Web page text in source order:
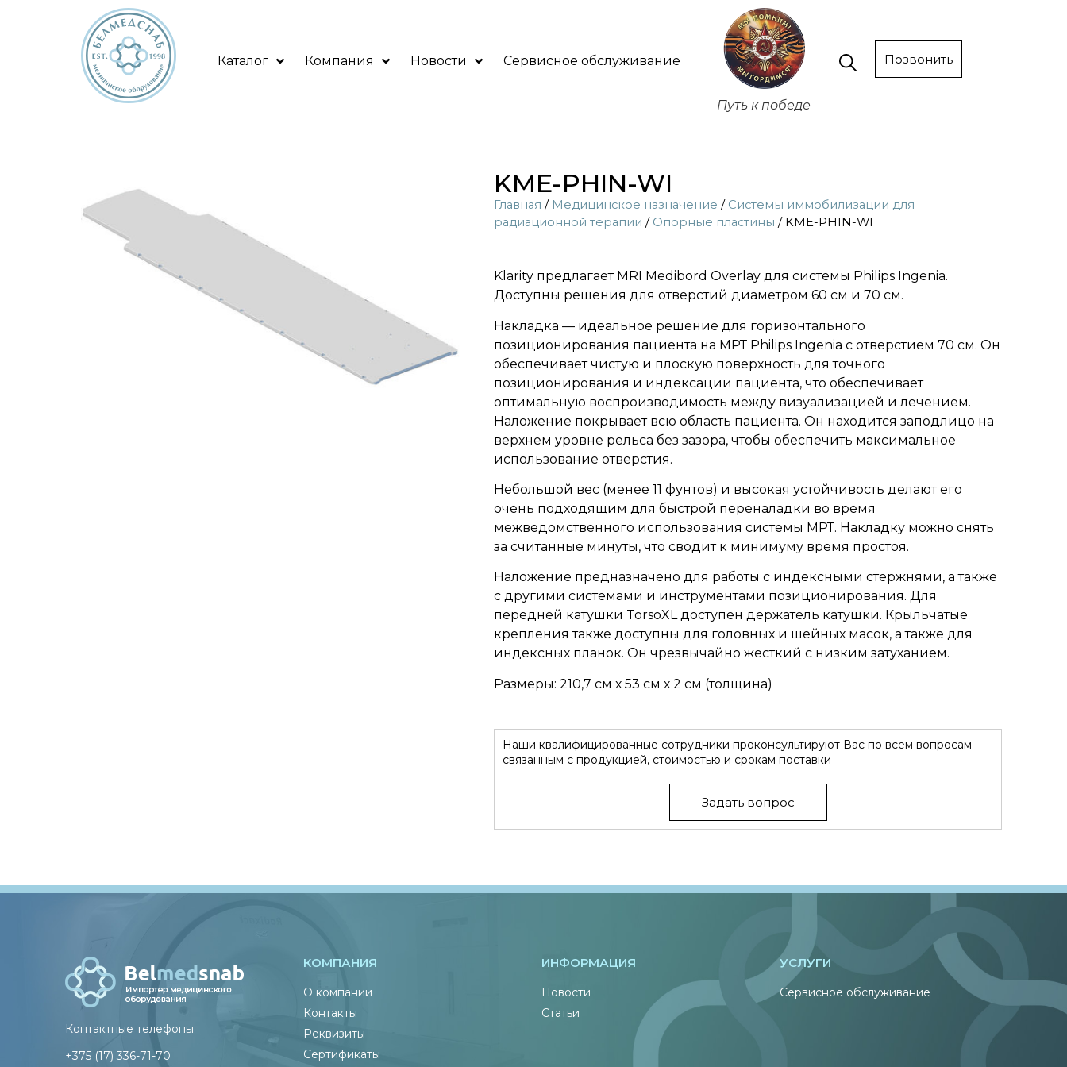
Каталог Компания Новости Сервисное обслуживание
Путь к победе
Позвонить
KME-PHIN-WI
Главная / Медицинское назначение / Системы иммобилизации для
радиационной терапии / Опорные пластины / KME-PHIN-WI
Klarity предлагает MRI Medibord Overlay для системы Philips Ingenia.
Доступны решения для отверстий диаметром 60 см и 70 см.
Накладка — идеальное решение для горизонтального
позиционирования пациента на МРТ Philips Ingenia с отверстием 70 см. Он
обеспечивает чистую и плоскую поверхность для точного
позиционирования и индексации пациента, что обеспечивает
оптимальную воспроизводимость между визуализацией и лечением.
Наложение покрывает всю область пациента. Он находится заподлицо на
верхнем уровне рельса без зазора, чтобы обеспечить максимальное
использование отверстия.
Небольшой вес (менее 11 фунтов) и высокая устойчивость делают его
очень подходящим для быстрой переналадки во время
межведомственного использования системы МРТ. Накладку можно снять
за считанные минуты, что сводит к минимуму время простоя.
Наложение предназначено для работы с индексными стержнями, а также
с другими системами и инструментами позиционирования. Для
передней катушки TorsoXL доступен держатель катушки. Крыльчатые
крепления также доступны для головных и шейных масок, а также для
индексных планок. Он чрезвычайно жесткий с низким затуханием.
Размеры: 210,7 см х 53 см х 2 см (толщина)
Наши квалифицированные сотрудники проконсультируют Вас по всем вопросам
связанным с продукцией, стоимостью и срокам поставки
Задать вопрос
Контактные телефоны
+375 (17) 336-71-70
КОМПАНИЯ
О компании
Контакты
Реквизиты
Сертификаты
ИНФОРМАЦИЯ
Новости
Статьи
УСЛУГИ
Сервисное обслуживание